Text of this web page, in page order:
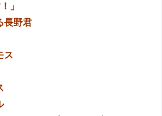
」
長野君
ス